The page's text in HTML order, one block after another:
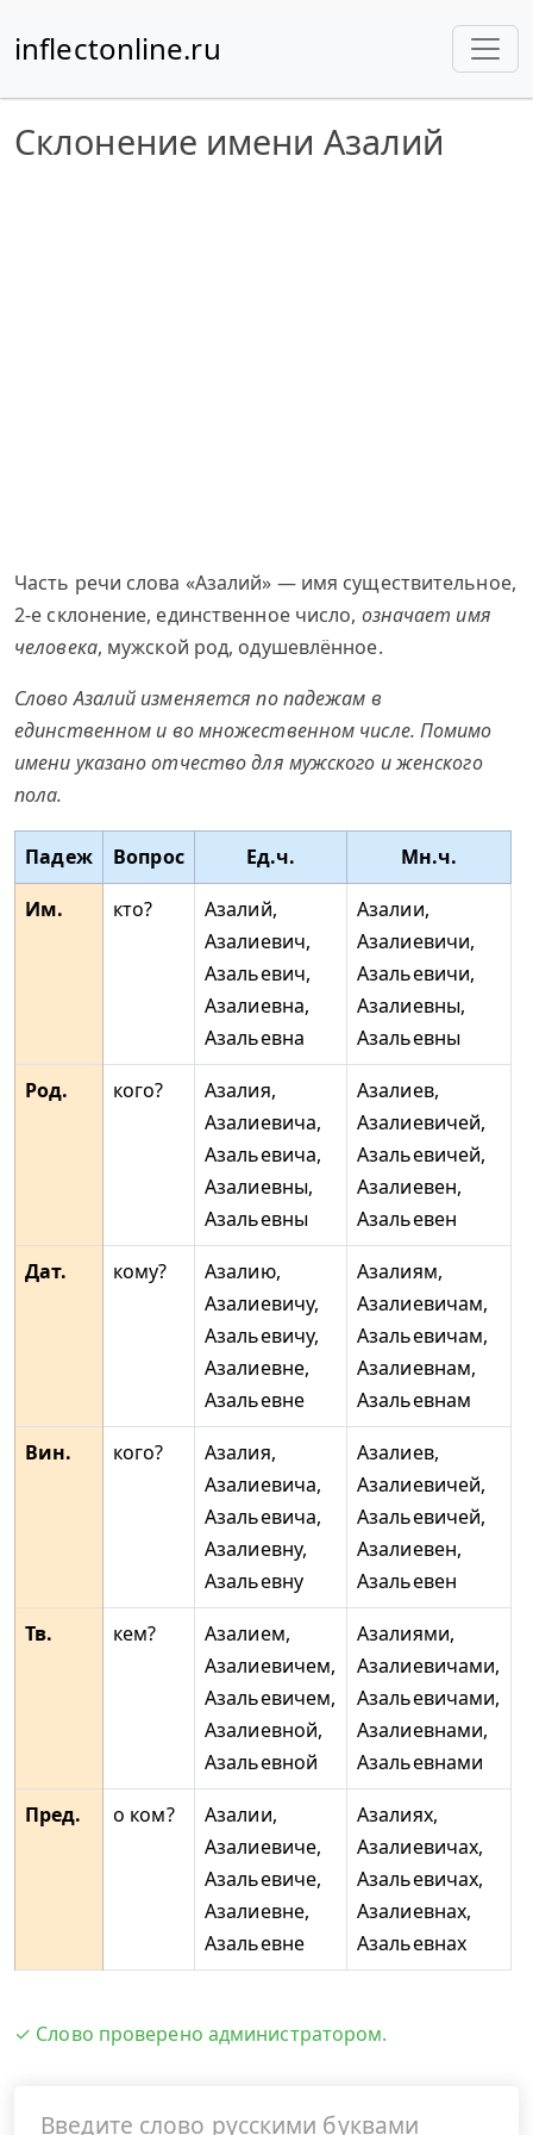
inflectonline.ru
Склонение имени Азалий
Часть речи слова «Азалий» — имя существительное,
2-е склонение, единственное число, означает имя
человека, мужской род, одушевлённое.
Слово Азалий изменяется по падежам в
единственном и во множественном числе. Помимо
имени указано отчество для мужского и женского
пола.
Падеж Вопрос Ед.ч.
Мн.ч.
Им.
кто?
Азалий,
Азалиевич,
Азальевич,
Азалиевна,
Азальевна
Азалии,
Азалиевичи,
Азальевичи,
Азалиевны,
Азальевны
Род.
кого?
Азалия,
Азалиевича,
Азальевича,
Азалиевны,
Азальевны
Азалиев,
Азалиевичей,
Азальевичей,
Азалиевен,
Азальевен
Дат.
кому?
Азалию,
Азалиевичу,
Азальевичу,
Азалиевне,
Азальевне
Азалиям,
Азалиевичам,
Азальевичам,
Азалиевнам,
Азальевнам
Вин.
кого?
Азалия,
Азалиевича,
Азальевича,
Азалиевну,
Азальевну
Азалиев,
Азалиевичей,
Азальевичей,
Азалиевен,
Азальевен
Тв.
кем?
Азалием,
Азалиевичем,
Азальевичем,
Азалиевной,
Азальевной
Азалиями,
Азалиевичами,
Азальевичами,
Азалиевнами,
Азальевнами
Пред.
о ком?
Азалии,
Азалиевиче,
Азальевиче,
Азалиевне,
Азальевне
Азалиях,
Азалиевичах,
Азальевичах,
Азалиевнах,
Азальевнах
✓ Слово проверено администратором.